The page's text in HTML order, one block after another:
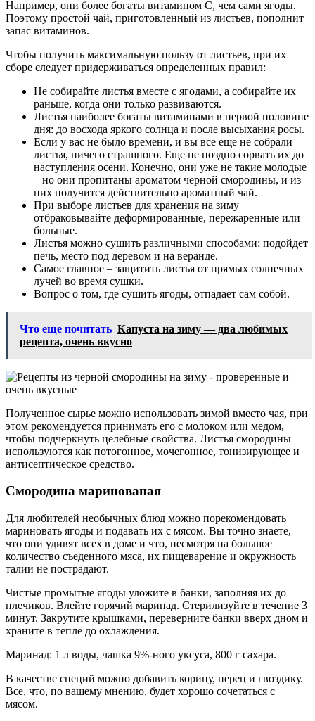
Например, они более богаты витамином С, чем сами ягоды.
Поэтому простой чай, приготовленный из листьев, пополнит
запас витаминов.
Чтобы получить максимальную пользу от листьев, при их
сборе следует придерживаться определенных правил:
Не собирайте листья вместе с ягодами, а собирайте их
раньше, когда они только развиваются.
Листья наиболее богаты витаминами в первой половине
дня: до восхода яркого солнца и после высыхания росы.
Если у вас не было времени, и вы все еще не собрали
листья, ничего страшного. Еще не поздно сорвать их до
наступления осени. Конечно, они уже не такие молодые
– но они пропитаны ароматом черной смородины, и из
них получится действительно ароматный чай.
При выборе листьев для хранения на зиму
отбраковывайте деформированные, пережаренные или
больные.
Листья можно сушить различными способами: подойдет
печь, место под деревом и на веранде.
Самое главное – защитить листья от прямых солнечных
лучей во время сушки.
Вопрос о том, где сушить ягоды, отпадает сам собой.
Что еще почитать Капуста на зиму — два любимых
рецепта, очень вкусно
Полученное сырье можно использовать зимой вместо чая, при
этом рекомендуется принимать его с молоком или медом,
чтобы подчеркнуть целебные свойства. Листья смородины
используются как потогонное, мочегонное, тонизирующее и
антисептическое средство.
Смородина маринованая
Для любителей необычных блюд можно порекомендовать
мариновать ягоды и подавать их с мясом. Вы точно знаете,
что они удивят всех в доме и что, несмотря на большое
количество съеденного мяса, их пищеварение и окружность
талии не пострадают.
Чистые промытые ягоды уложите в банки, заполняя их до
плечиков. Влейте горячий маринад. Стерилизуйте в течение 3
минут. Закрутите крышками, переверните банки вверх дном и
храните в тепле до охлаждения.
Маринад: 1 л воды, чашка 9%-ного уксуса, 800 г сахара.
В качестве специй можно добавить корицу, перец и гвоздику.
Все, что, по вашему мнению, будет хорошо сочетаться с
мясом.